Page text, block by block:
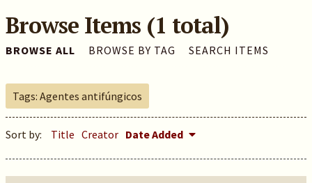
Browse Items (1 total)
BROWSE ALL BROWSE BY TAG SEARCH ITEMS
Tags: Agentes antifúngicos
Sort by: Title Creator Date Added